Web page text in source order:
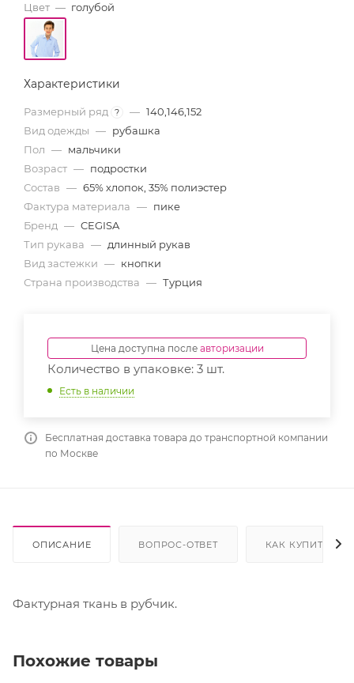
Цвет — голубой
Характеристики
Размерный ряд ? — 140,146,152
Вид одежды — рубашка
Пол — мальчики
Возраст — подростки
Состав — 65% хлопок, 35% полиэстер
Фактура материала — пике
Бренд — CEGISA
Тип рукава — длинный рукав
Вид застежки — кнопки
Страна производства — Турция
Цена доступна после авторизации
Количество в упаковке: 3 шт.
Есть в наличии
Бесплатная доставка товара до транспортной компании
по Москве
ОПИСАНИЕ ВОПРОС-ОТВЕТ КАК КУПИТЬ
Фактурная ткань в рубчик.
Похожие товары